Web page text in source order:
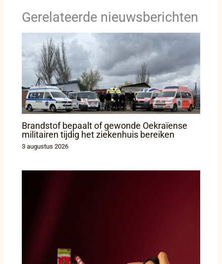
Gerelateerde nieuwsberichten
Brandstof bepaalt of gewonde Oekraïense
militairen tijdig het ziekenhuis bereiken
3 augustus 2026